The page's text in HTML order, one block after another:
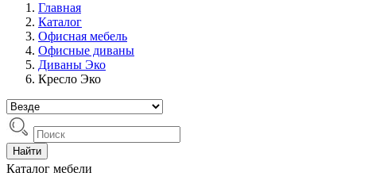
Главная
Каталог
Офисная мебель
Офисные диваны
Диваны Эко
Кресло Эко
Найти
Каталог мебели